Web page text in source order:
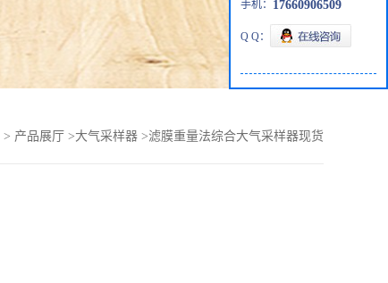
> 产品展厅 >大气采样器 >滤膜重量法综合大气采样器现货
手机： 17660906509
Q Q：